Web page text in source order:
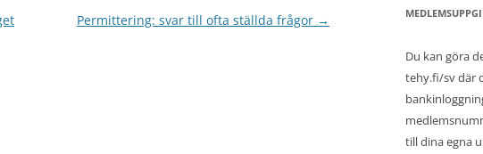
Permittering: svar till ofta ställda frågor →
Du kan göra
tehy.fi/sv där
till dina egna